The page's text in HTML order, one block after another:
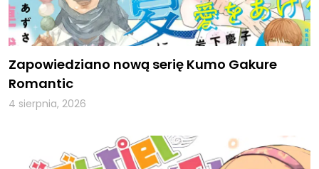
Zapowiedziano nową serię Kumo Gakure
Romantic
4 sierpnia, 2026